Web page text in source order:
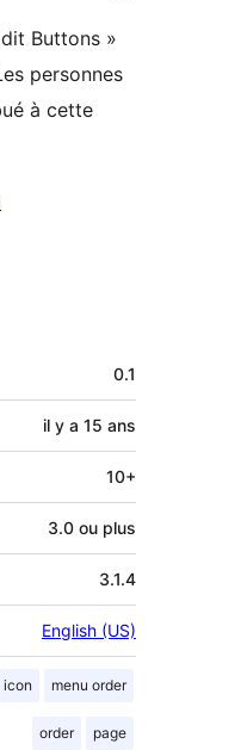
Buttons »
personnes
à cette
0.1
il y a 15 ans
10+
3.0 ou plus
3.1.4
English (US)
icon menu order
order page